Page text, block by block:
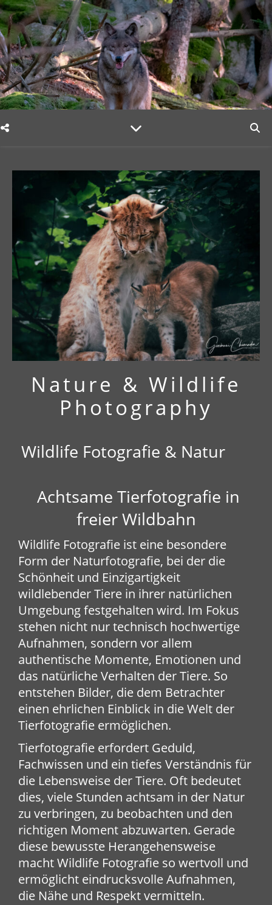
Nature & Wildlife
Photography
Wildlife Fotografie & Natur
Achtsame Tierfotografie in
freier Wildbahn
Wildlife Fotografie ist eine besondere
Form der Naturfotografie, bei der die
Schönheit und Einzigartigkeit
wildlebender Tiere in ihrer natürlichen
Umgebung festgehalten wird. Im Fokus
stehen nicht nur technisch hochwertige
Aufnahmen, sondern vor allem
authentische Momente, Emotionen und
das natürliche Verhalten der Tiere. So
entstehen Bilder, die dem Betrachter
einen ehrlichen Einblick in die Welt der
Tierfotografie ermöglichen.
Tierfotografie erfordert Geduld,
Fachwissen und ein tiefes Verständnis für
die Lebensweise der Tiere. Oft bedeutet
dies, viele Stunden achtsam in der Natur
zu verbringen, zu beobachten und den
richtigen Moment abzuwarten. Gerade
diese bewusste Herangehensweise
macht Wildlife Fotografie so wertvoll und
ermöglicht eindrucksvolle Aufnahmen,
die Nähe und Respekt vermitteln.